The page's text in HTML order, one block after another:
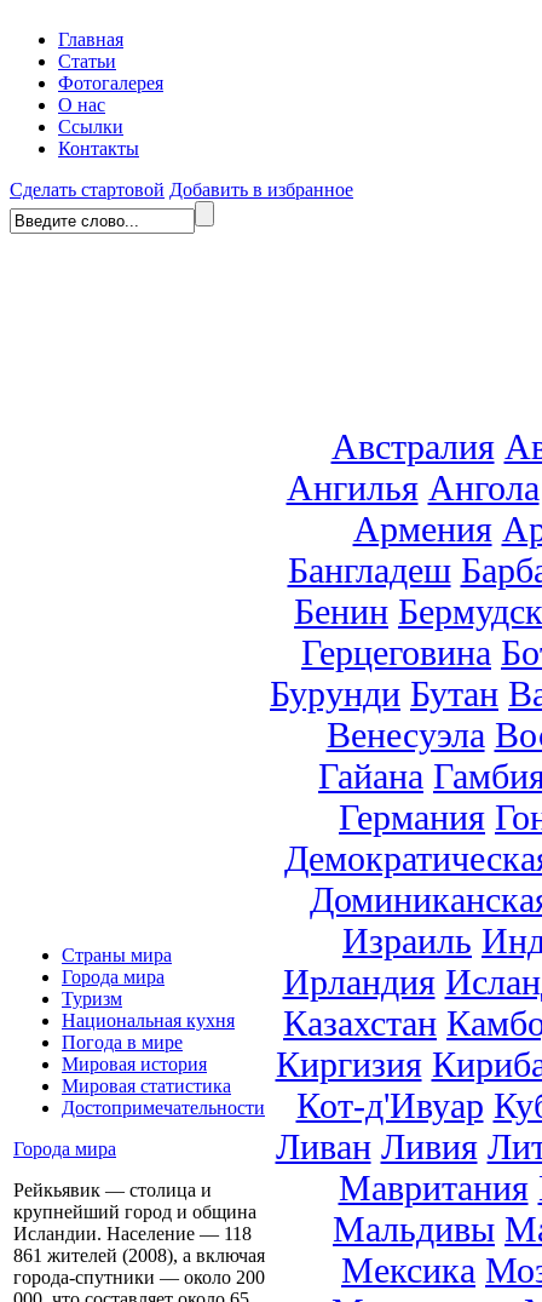
Главная
Статьи
Фотогалерея
О нас
Ссылки
Контакты
Сделать стартовой Добавить в избранное
Страны мира
Города мира
Туризм
Национальная кухня
Погода в мире
Мировая история
Мировая статистика
Достопримечательности
Города мира
Рейкьявик — столица и
крупнейший город и община
Исландии. Население — 118
861 жителей (2008), а включая
города-спутники — около 200
Австралия
Ангилья Ангола
Армения
Бангладеш
Бенин
Герцеговина
Бурунди Бутан
Венесуэла
Гайана
Германия
Израиль
Ирландия
Казахстан
Киргизия
Кот-д'Ивуар
Ливан Ливия
Мавритания
Мальдивы
Мексика